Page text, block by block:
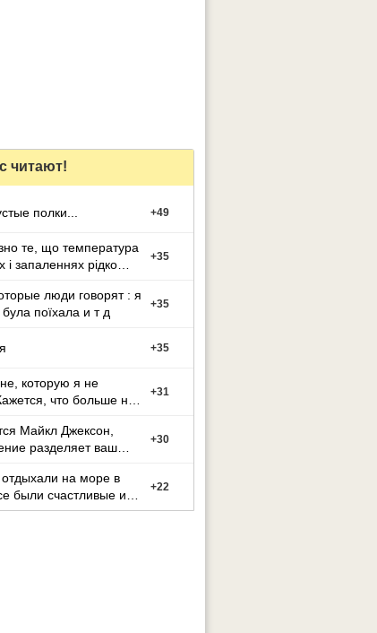
читают!
полки... +49
те, що температура
і запаленнях рідко
+35
люди говорят : я
поїхала и т д
+35
+35
которую я не
что больше не
+31
Майкл Джексон,
разделяет ваш
+30
на море в
были счастливые и
+22